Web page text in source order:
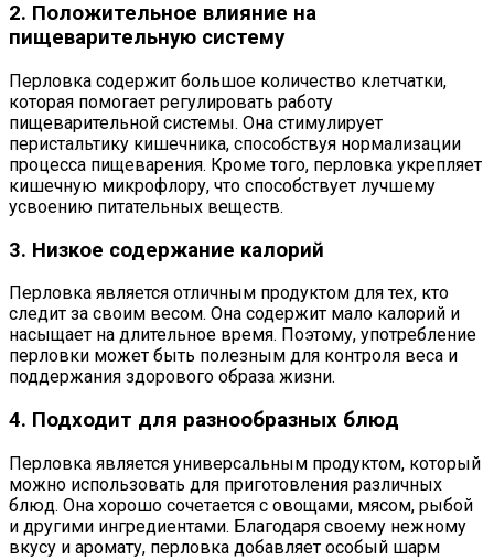
2. Положительное влияние на
пищеварительную систему
Перловка содержит большое количество клетчатки,
которая помогает регулировать работу
пищеварительной системы. Она стимулирует
перистальтику кишечника, способствуя нормализации
процесса пищеварения. Кроме того, перловка укрепляет
кишечную микрофлору, что способствует лучшему
усвоению питательных веществ.
3. Низкое содержание калорий
Перловка является отличным продуктом для тех, кто
следит за своим весом. Она содержит мало калорий и
насыщает на длительное время. Поэтому, употребление
перловки может быть полезным для контроля веса и
поддержания здорового образа жизни.
4. Подходит для разнообразных блюд
Перловка является универсальным продуктом, который
можно использовать для приготовления различных
блюд. Она хорошо сочетается с овощами, мясом, рыбой
и другими ингредиентами. Благодаря своему нежному
вкусу и аромату, перловка добавляет особый шарм